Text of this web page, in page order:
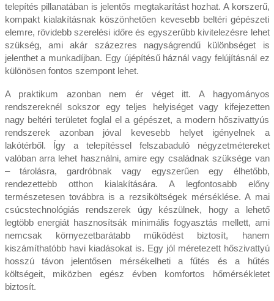
telepítés pillanatában is jelentős megtakarítást hozhat. A korszerű,
kompakt kialakításnak köszönhetően kevesebb beltéri gépészeti
elemre, rövidebb szerelési időre és egyszerűbb kivitelezésre lehet
szükség, ami akár százezres nagyságrendű különbséget is
jelenthet a munkadíjban. Egy újépítésű háznál vagy felújításnál ez
különösen fontos szempont lehet.
A praktikum azonban nem ér véget itt. A hagyományos
rendszereknél sokszor egy teljes helyiséget vagy kifejezetten
nagy beltéri területet foglal el a gépészet, a modern hőszivattyús
rendszerek azonban jóval kevesebb helyet igényelnek a
lakótérből. Így a telepítéssel felszabaduló négyzetmétereket
valóban arra lehet használni, amire egy családnak szüksége van
– tárolásra, gardróbnak vagy egyszerűen egy élhetőbb,
rendezettebb otthon kialakítására. A legfontosabb előny
természetesen továbbra is a rezsiköltségek mérséklése. A mai
csúcstechnológiás rendszerek úgy készülnek, hogy a lehető
legtöbb energiát hasznosítsák minimális fogyasztás mellett, ami
nemcsak környezetbarátabb működést biztosít, hanem
kiszámíthatóbb havi kiadásokat is. Egy jól méretezett hőszivattyú
hosszú távon jelentősen mérsékelheti a fűtés és a hűtés
költségeit, miközben egész évben komfortos hőmérsékletet
biztosít.